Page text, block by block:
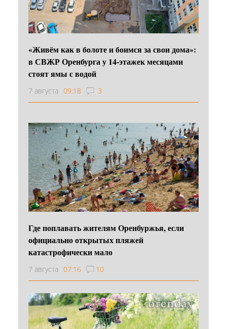
«Живём как в болоте и боимся за свои дома»:
в СВЖР Оренбурга у 14-этажек месяцами
стоят ямы с водой
7 августа 09:18 3
Где поплавать жителям Оренбуржья, если
официально открытых пляжей
катастрофически мало
7 августа 07:16 10